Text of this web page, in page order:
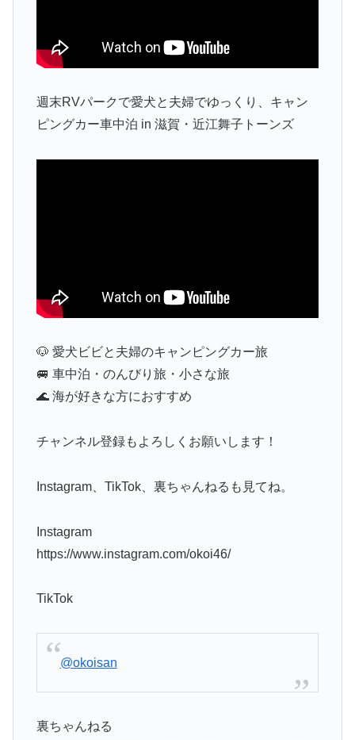
週末RVパークで愛犬と夫婦でゆっくり、キャン
ピングカー車中泊 in 滋賀・近江舞子トーンズ
🐶 愛犬ビビと夫婦のキャンピングカー旅
🚐 車中泊・のんびり旅・小さな旅
🌊 海が好きな方におすすめ
チャンネル登録もよろしくお願いします！
Instagram、TikTok、裏ちゃんねるも見てね。
Instagram
https://www.instagram.com/okoi46/
TikTok
@okoisan
裏ちゃんねる